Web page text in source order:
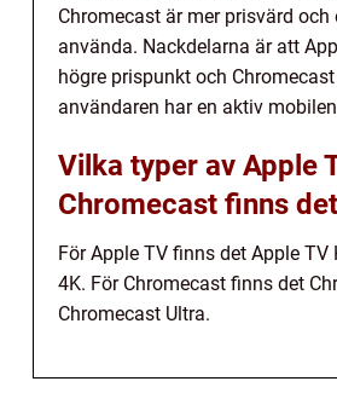
Chromecast är mer prisvärd och
använda. Nackdelarna är att
högre prispunkt och
användaren har en aktiv
Vilka typer av Apple
Chromecast finns
För Apple TV finns det Apple TV
4K. För Chromecast finns det
Chromecast Ultra.